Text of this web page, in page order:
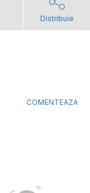
Distribuie
COMENTEAZA